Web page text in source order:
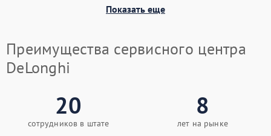
Показать еще
Преимущества сервисного центра
DeLonghi
20
сотрудников в штате
8
лет на рынке